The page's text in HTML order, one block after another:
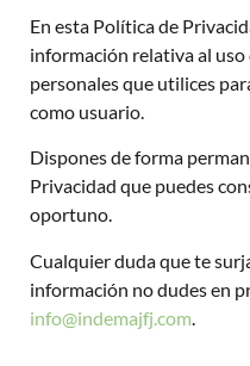
En esta Política de
información relativa al uso
personales que utilices
como usuario.
Dispones de forma
Privacidad que puedes
oportuno.
Cualquier duda que te
información no dudes en
info@indemajfj.com